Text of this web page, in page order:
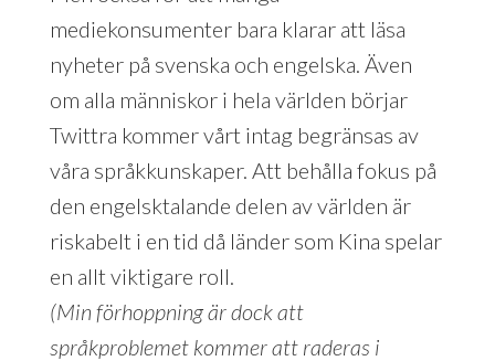
mediekonsumenter bara klarar att läsa
nyheter på svenska och engelska. Även
om alla människor i hela världen börjar
Twittra kommer vårt intag begränsas av
våra språkkunskaper. Att behålla fokus på
den engelsktalande delen av världen är
riskabelt i en tid då länder som Kina spelar
en allt viktigare roll.
(Min förhoppning är dock att
språkproblemet kommer att raderas i